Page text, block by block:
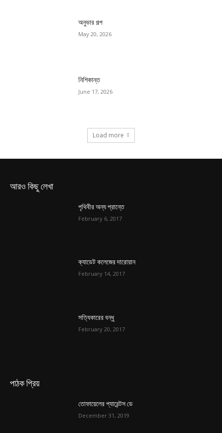
অনুভার গল্প
May 20, 2026
নিশিকান্ত
June 17, 2026
Load more
আরও কিছু লেখা
পৃথিবীর অন্য প্রান্তে
February 6, 2017
ক্যাডেট কলেজের দারোয়ান
February 14, 2017
সত্যিকারের বন্ধু
February 20, 2017
পাঠক প্রিয়
তোফায়েলের প্যারেন্টস ডে
December 31, 2019